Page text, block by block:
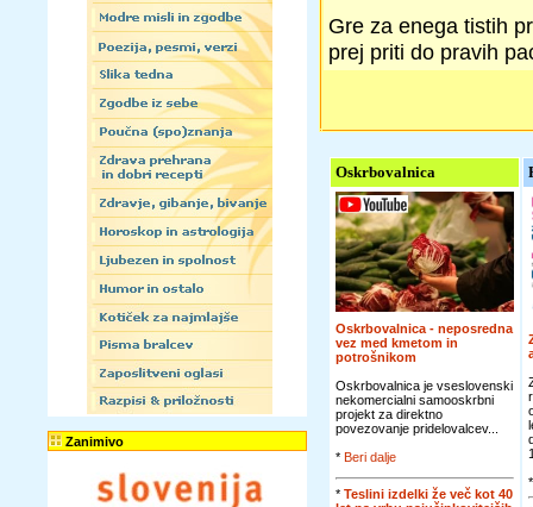
Zanimivo
Gre za enega tistih
prej priti do pravih
Oskrbovalnica
Oskrbovalnica - neposredna
vez med kmetom in
potrošnikom
Oskrbovalnica je vseslovenski
nekomercialni samooskrbni
projekt za direktno
povezovanje pridelovalcev...
* Beri dalje
* Teslini izdelki že več kot 40